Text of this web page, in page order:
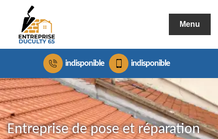
Menu
indisponible indisponible
Entreprise de pose et réparation